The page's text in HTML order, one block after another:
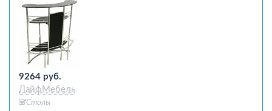
9264 руб.
ЛайфМебель
Столы